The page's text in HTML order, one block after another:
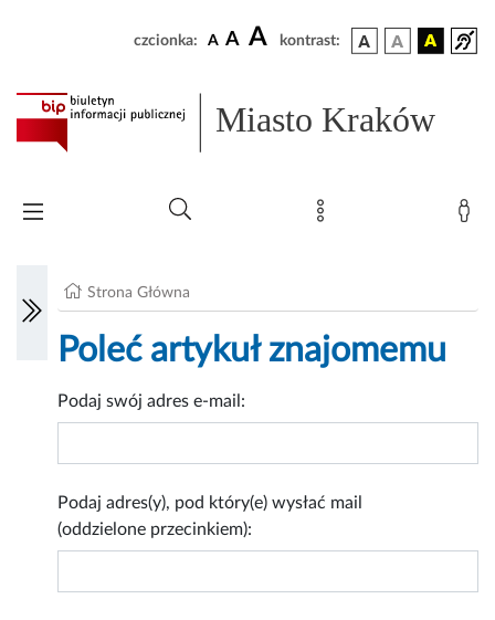
czcionka: A A A kontrast:
Miasto Kraków
Strona Główna
Poleć artykuł znajomemu
Podaj swój adres e-mail:
Podaj adres(y), pod który(e) wysłać mail
(oddzielone przecinkiem):